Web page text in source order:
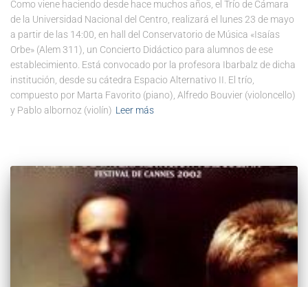
Como viene haciendo desde hace muchos años, el Trío de Cámara
de la Universidad Nacional del Centro, realizará el lunes 23 de mayo
a partir de las 14:00, en hall del Conservatorio de Música «Isaías
Orbe» (Alem 311), un Concierto Didáctico para alumnos de ese
establecimiento. Está convocado por la profesora Ibarbalz de dicha
institución, desde su cátedra Espacio Alternativo II. El trío,
compuesto por Marta Favorito (piano), Alfredo Bouvier (violoncello)
y Pablo albornoz (violín) Leer más